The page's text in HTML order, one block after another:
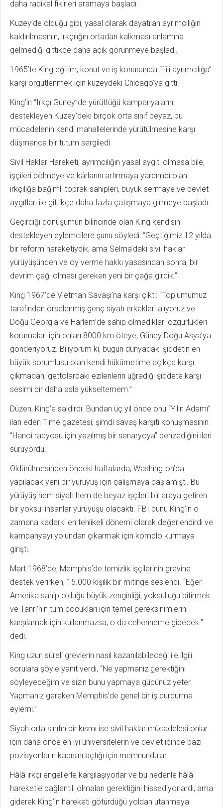
daha radikal fikirleri aramaya başladı.
Kuzey’de olduğu gibi, yasal olarak dayatılan ayrımcılığın
kaldırılmasının, ırkçılığın ortadan kalkması anlamına
gelmediği gittikçe daha açık görünmeye başladı.
1965’te King eğitim, konut ve iş konusunda “fiili ayrımcılığa”
karşı örgütlenmek için kuzeydeki Chicago’ya gitti.
King’in “Irkçı Güney”de yürüttüğü kampanyalarını
destekleyen Kuzey’deki birçok orta sınıf beyaz, bu
mücadelenin kendi mahallelerinde yürütülmesine karşı
düşmanca bir tutum sergiledi.
Sivil Haklar Hareketi, ayrımcılığın yasal aygıtı olmasa bile,
işçileri bölmeye ve kârlarını artırmaya yardımcı olan
ırkçılığa bağımlı toprak sahipleri, büyük sermaye ve devlet
aygıtları ile gittikçe daha fazla çatışmaya girmeye başladı.
Geçirdiği dönüşümün bilincinde olan King kendisini
destekleyen eylemcilere şunu söyledi: “Geçtiğimiz 12 yılda
bir reform hareketiydik, ama Selma’daki sivil haklar
yürüyüşünden ve oy verme hakkı yasasından sonra, bir
devrim çağı olması gereken yeni bir çağa girdik.”
King 1967’de Vietman Savaşı’na karşı çıktı: “Toplumumuz
tarafından örselenmiş genç siyah erkekleri alıyoruz ve
Doğu Georgia ve Harlem’de sahip olmadıkları özgürlükleri
korumaları için onları 8000 km öteye, Güney Doğu Asya’ya
gönderiyoruz. Biliyorum ki, bugün dünyadaki şiddetin en
büyük sorumlusu olan kendi hükümetime açıkça karşı
çıkmadan, gettolardaki ezilenlerin uğradığı şiddete karşı
sesimi bir daha asla yükseltemem.”
Düzen, King’e saldırdı. Bundan üç yıl önce onu “Yılın Adamı”
ilan eden Time gazetesi, şimdi savaş karşıtı konuşmasının
“Hanoi radyosu için yazılmış bir senaryoya” benzediğini ileri
sürüyordu.
Öldürülmesinden önceki haftalarda, Washington’da
yapılacak yeni bir yürüyüş için çalışmaya başlamıştı. Bu
yürüyüş hem siyah hem de beyaz işçileri bir araya getiren
bir yoksul insanlar yürüyüşü olacaktı. FBI bunu King’in o
zamana kadarki en tehlikeli dönemi olarak değerlendirdi ve
kampanyayı yolundan çıkarmak için komplo kurmaya
girişti.
Mart 1968’de, Memphis’de temizlik işçilerinin grevine
destek verirken, 15.000 kişilik bir mitinge seslendi. “Eğer
Amerika sahip olduğu büyük zenginliği, yoksulluğu bitirmek
ve Tanrı’nın tüm çocukları için temel gereksinimlerini
karşılamak için kullanmazsa, o da cehenneme gidecek.”
dedi.
King uzun süreli grevlerin nasıl kazanılabileceği ile ilgili
sorulara şöyle yanıt verdi, “Ne yapmanız gerektiğini
söyleyeceğim ve sizin bunu yapmaya gücünüz yeter.
Yapmanız gereken Memphis’de genel bir iş durdurma
eylemi.”
Siyah orta sınıfın bir kısmı ise sivil haklar mücadelesi onlar
için daha önce en iyi üniversitelerin ve devlet içinde bazı
pozisyonların kapısını açtığı için memnundular.
Hâlâ ırkçı engellerle karşılaşıyorlar ve bu nedenle hâlâ
hareketle bağlantılı olmaları gerektiğini hissediyorlardı, ama
giderek King’in hareketi götürdüğü yoldan utanmaya